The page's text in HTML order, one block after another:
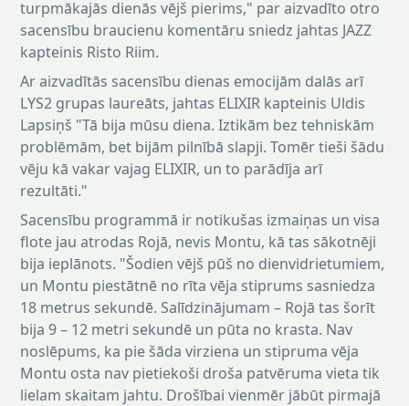
turpmākajās dienās vējš pierims," par aizvadīto otro
sacensību braucienu komentāru sniedz jahtas JAZZ
kapteinis Risto Riim.
Ar aizvadītās sacensību dienas emocijām dalās arī
LYS2 grupas laureāts, jahtas ELIXIR kapteinis Uldis
Lapsiņš "Tā bija mūsu diena. Iztikām bez tehniskām
problēmām, bet bijām pilnībā slapji. Tomēr tieši šādu
vēju kā vakar vajag ELIXIR, un to parādīja arī
rezultāti."
Sacensību programmā ir notikušas izmaiņas un visa
flote jau atrodas Rojā, nevis Montu, kā tas sākotnēji
bija ieplānots. "Šodien vējš pūš no dienvidrietumiem,
un Montu piestātnē no rīta vēja stiprums sasniedza
18 metrus sekundē. Salīdzinājumam – Rojā tas šorīt
bija 9 – 12 metri sekundē un pūta no krasta. Nav
noslēpums, ka pie šāda virziena un stipruma vēja
Montu osta nav pietiekoši droša patvēruma vieta tik
lielam skaitam jahtu. Drošībai vienmēr jābūt pirmajā